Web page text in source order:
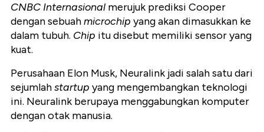
CNBC Internasional merujuk prediksi Cooper
dengan sebuahmicrochip yang akan dimasukkan ke
dalam tubuh. Chip itu disebut memiliki sensor yang
kuat.
Perusahaan Elon Musk, Neuralink jadi salah satu dari
sejumlahstartup yang mengembangkan teknologi
ini. Neuralink berupaya menggabungkan komputer
dengan otak manusia.